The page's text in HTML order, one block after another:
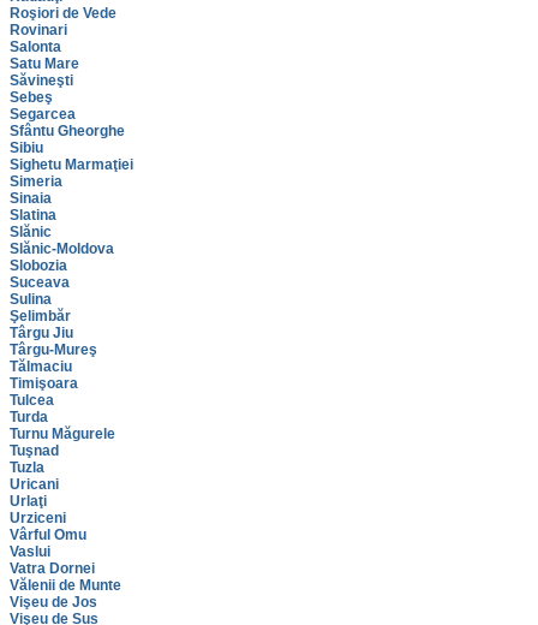
Roşiori de Vede
Rovinari
Salonta
Satu Mare
Săvineşti
Sebeş
Segarcea
Sfântu Gheorghe
Sibiu
Sighetu Marmaţiei
Simeria
Sinaia
Slatina
Slănic
Slănic-Moldova
Slobozia
Suceava
Sulina
Şelimbăr
Târgu Jiu
Târgu-Mureş
Tălmaciu
Timişoara
Tulcea
Turda
Turnu Măgurele
Tuşnad
Tuzla
Uricani
Urlaţi
Urziceni
Vârful Omu
Vaslui
Vatra Dornei
Vălenii de Munte
Vişeu de Jos
Vişeu de Sus